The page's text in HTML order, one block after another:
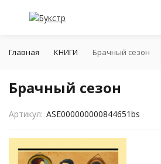
Главная КНИГИ Брачный сезон
Брачный сезон
Артикул: ASE000000000844651bs